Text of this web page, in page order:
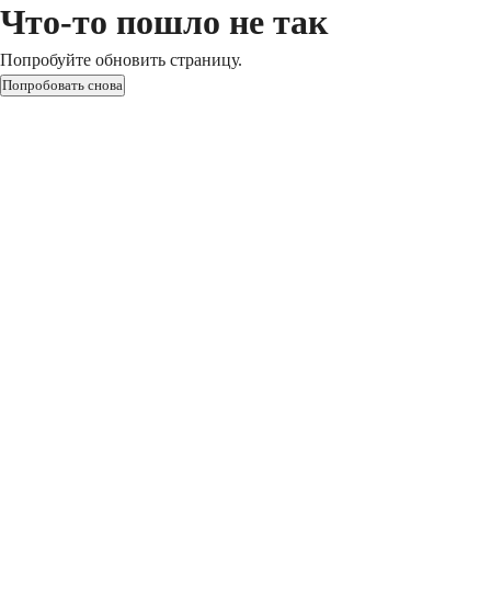
Что-то пошло не так
Попробуйте обновить страницу.
Попробовать снова